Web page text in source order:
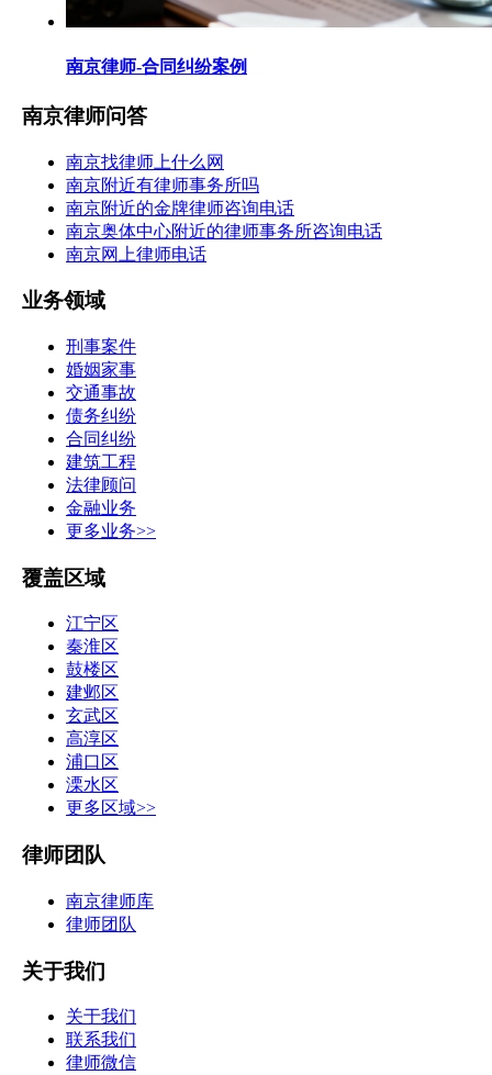
南京律师-合同纠纷案例
南京律师问答
南京找律师上什么网
南京附近有律师事务所吗
南京附近的金牌律师咨询电话
南京奥体中心附近的律师事务所咨询电话
南京网上律师电话
业务领域
刑事案件
婚姻家事
交通事故
债务纠纷
合同纠纷
建筑工程
法律顾问
金融业务
更多业务>>
覆盖区域
江宁区
秦淮区
鼓楼区
建邺区
玄武区
高淳区
浦口区
溧水区
更多区域>>
律师团队
南京律师库
律师团队
关于我们
关于我们
联系我们
律师微信